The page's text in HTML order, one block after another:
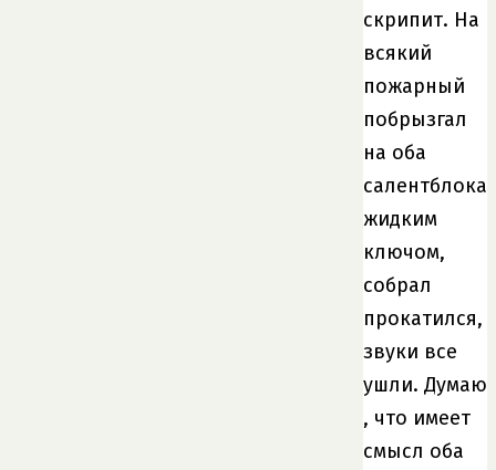
скрипит. На
всякий
пожарный
побрызгал
на оба
салентблока
жидким
ключом,
собрал
прокатился,
звуки все
ушли. Думаю
, что имеет
смысл оба